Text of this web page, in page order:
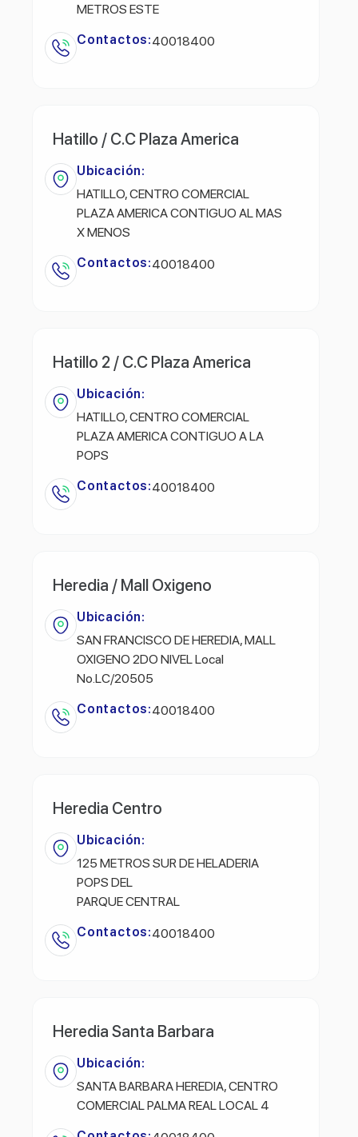
METROS ESTE
Contactos:40018400
Hatillo / C.C Plaza America
Ubicación:
HATILLO, CENTRO COMERCIAL
PLAZA AMERICA CONTIGUO AL MAS
X MENOS
Contactos:40018400
Hatillo 2 / C.C Plaza America
Ubicación:
HATILLO, CENTRO COMERCIAL
PLAZA AMERICA CONTIGUO A LA
POPS
Contactos:40018400
Heredia / Mall Oxigeno
Ubicación:
SAN FRANCISCO DE HEREDIA, MALL
OXIGENO 2DO NIVEL Local
No.LC/20505
Contactos:40018400
Heredia Centro
Ubicación:
125 METROS SUR DE HELADERIA
POPS DEL
PARQUE CENTRAL
Contactos:40018400
Heredia Santa Barbara
Ubicación:
SANTA BARBARA HEREDIA, CENTRO
COMERCIAL PALMA REAL LOCAL 4